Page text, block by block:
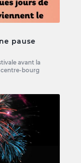
pause
avant la
centre-bourg